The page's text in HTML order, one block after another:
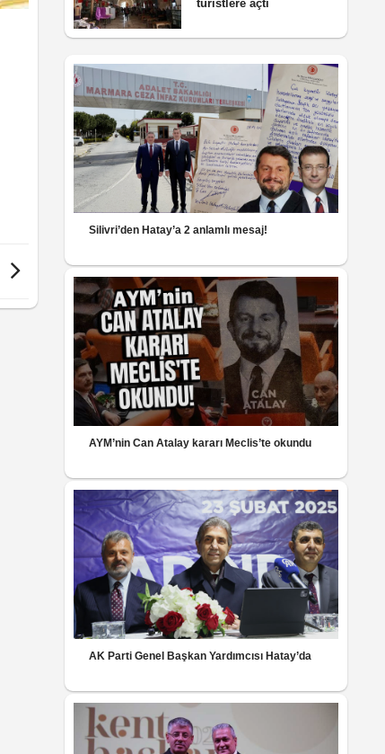
turistlere açtı
Silivri’den Hatay’a 2 anlamlı mesaj!
AYM’nin Can Atalay kararı Meclis’te okundu
AK Parti Genel Başkan Yardımcısı Hatay’da